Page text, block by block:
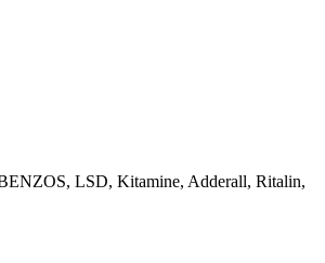
LSD, Kitamine, Adderall, Ritalin,